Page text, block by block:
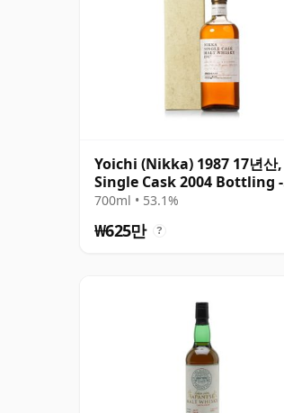
Yoichi (Nikka) 1987 17년산,
Single Cask 2004 Bottling -
Cask 254829 with Box
700ml • 53.1%
₩625만 ?